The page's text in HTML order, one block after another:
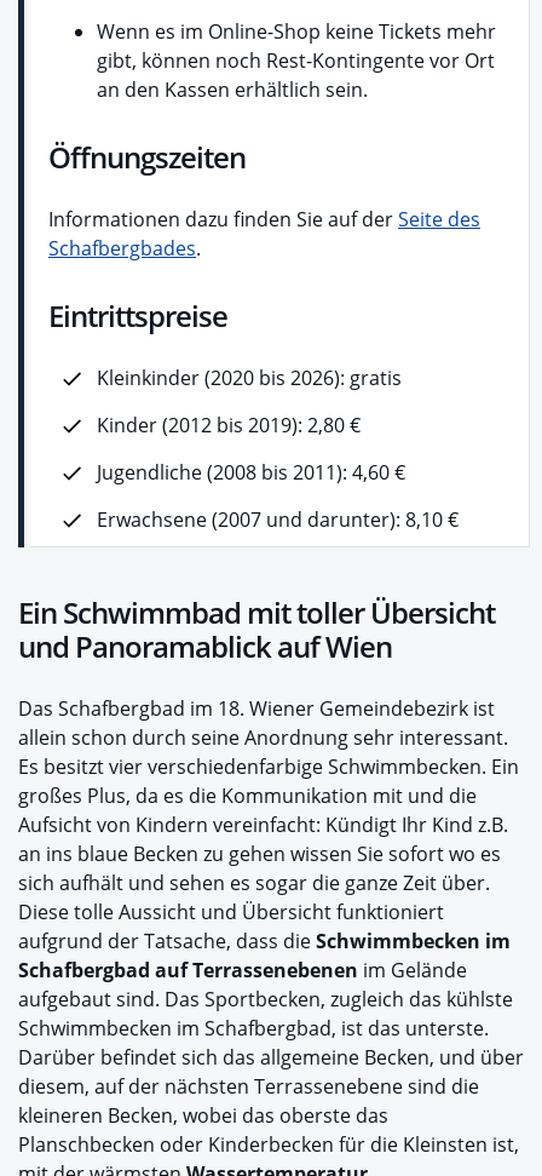
Wenn es im Online-Shop keine Tickets mehr
gibt, können noch Rest-Kontingente vor Ort
an den Kassen erhältlich sein.
Öffnungszeiten
Informationen dazu finden Sie auf derSeite des
Schafbergbades.
Eintrittspreise
Kleinkinder (2020 bis 2026): gratis
Kinder (2012 bis 2019): 2,80 €
Jugendliche (2008 bis 2011): 4,60 €
Erwachsene (2007 und darunter): 8,10 €
Ein Schwimmbad mit toller Übersicht
und Panoramablick auf Wien
Das Schafbergbad im 18. Wiener Gemeindebezirk ist
allein schon durch seine Anordnung sehr interessant.
Es besitzt vier verschiedenfarbige Schwimmbecken. Ein
großes Plus, da es die Kommunikation mit und die
Aufsicht von Kindern vereinfacht: Kündigt Ihr Kind z.B.
an ins blaue Becken zu gehen wissen Sie sofort wo es
sich aufhält und sehen es sogar die ganze Zeit über.
Diese tolle Aussicht und Übersicht funktioniert
aufgrund der Tatsache, dass dieSchwimmbecken im
Schafbergbad auf Terrassenebenen im Gelände
aufgebaut sind. Das Sportbecken, zugleich das kühlste
Schwimmbecken im Schafbergbad, ist das unterste.
Darüber befindet sich das allgemeine Becken, und über
diesem, auf der nächsten Terrassenebene sind die
kleineren Becken, wobei das oberste das
Planschbecken oder Kinderbecken für die Kleinsten ist,